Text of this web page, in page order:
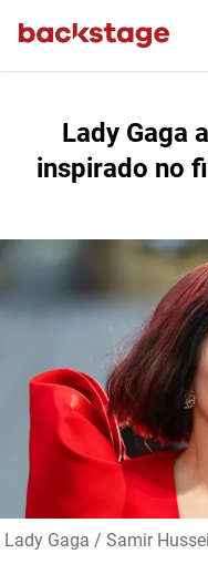
Lady Gaga
inspirado no
Lady Gaga / Samir